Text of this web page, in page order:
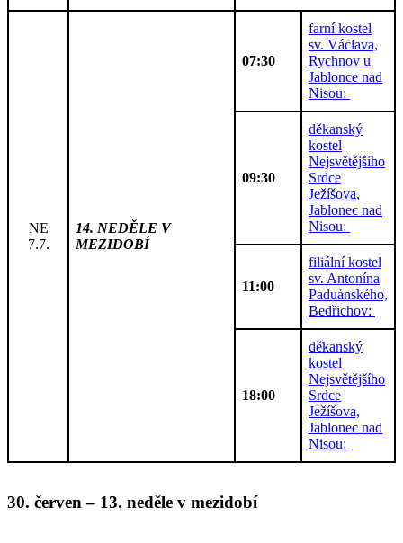
NE
7.7.
14. NEDĚLE V
MEZIDOBÍ
07:30
farní kostel
sv. Václava,
Rychnov u
Jablonce nad
Nisou:
09:30
děkanský
kostel
Nejsvětějšího
Srdce
Ježíšova,
Jablonec nad
Nisou:
11:00
filiální kostel
sv. Antonína
Paduánského,
Bedřichov:
18:00
děkanský
kostel
Nejsvětějšího
Srdce
Ježíšova,
Jablonec nad
Nisou:
30. červen – 13. neděle v mezidobí